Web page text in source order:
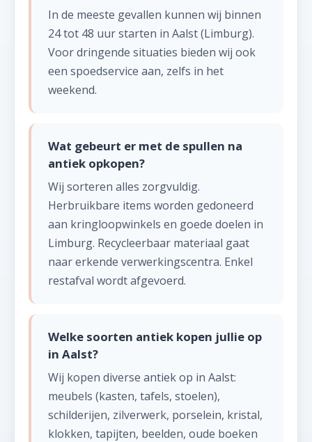
In de meeste gevallen kunnen wij binnen
24 tot 48 uur starten in Aalst (Limburg).
Voor dringende situaties bieden wij ook
een spoedservice aan, zelfs in het
weekend.
Wat gebeurt er met de spullen na
antiek opkopen?
Wij sorteren alles zorgvuldig.
Herbruikbare items worden gedoneerd
aan kringloopwinkels en goede doelen in
Limburg. Recycleerbaar materiaal gaat
naar erkende verwerkingscentra. Enkel
restafval wordt afgevoerd.
Welke soorten antiek kopen jullie op
in Aalst?
Wij kopen diverse antiek op in Aalst:
meubels (kasten, tafels, stoelen),
schilderijen, zilverwerk, porselein, kristal,
klokken, tapijten, beelden, oude boeken